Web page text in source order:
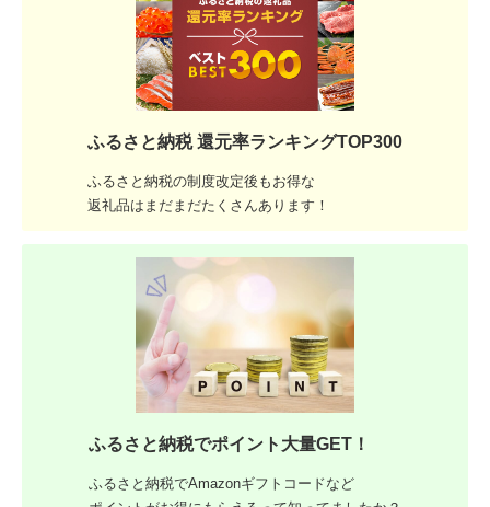
ふるさと納税 還元率ランキングTOP300
ふるさと納税の制度改定後もお得な
返礼品はまだまだたくさんあります！
ふるさと納税でポイント大量GET！
ふるさと納税でAmazonギフトコードなど